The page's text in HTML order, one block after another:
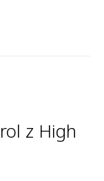
z High